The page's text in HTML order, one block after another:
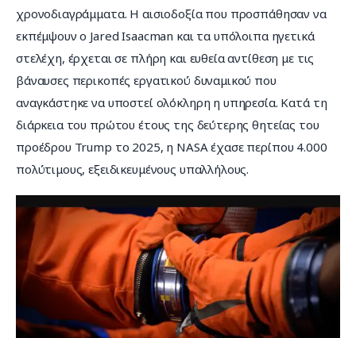
χρονοδιαγράμματα. Η αισιοδοξία που προσπάθησαν να
εκπέμψουν ο Jared Isaacman και τα υπόλοιπα ηγετικά
στελέχη, έρχεται σε πλήρη και ευθεία αντίθεση με τις
βάναυσες περικοπές εργατικού δυναμικού που
αναγκάστηκε να υποστεί ολόκληρη η υπηρεσία. Κατά τη
διάρκεια του πρώτου έτους της δεύτερης θητείας του
προέδρου Trump το 2025, η NASA έχασε περίπου 4.000
πολύτιμους, εξειδικευμένους υπαλλήλους.